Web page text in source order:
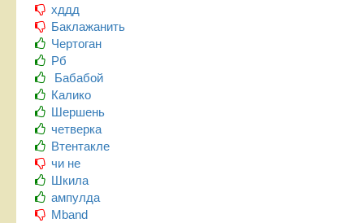
хддд
Баклажанить
Чертоган
Рб
Бабабой
Калико
Шершень
четверка
Втентакле
чи не
Шкила
ампулда
Mband